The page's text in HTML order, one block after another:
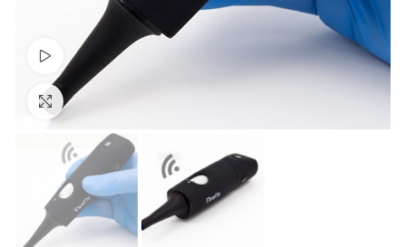
Ver video
Clic para agrandar